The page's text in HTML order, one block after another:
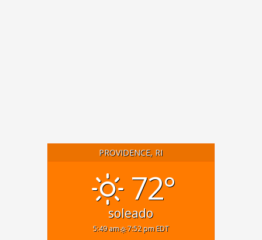
PROVIDENCE, RI
72°
soleado
5:49 am 7:52 pm EDT